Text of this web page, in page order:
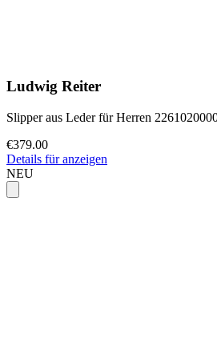
Ludwig Reiter
Slipper aus Leder für Herren
€379.00
Details für anzeigen
NEU